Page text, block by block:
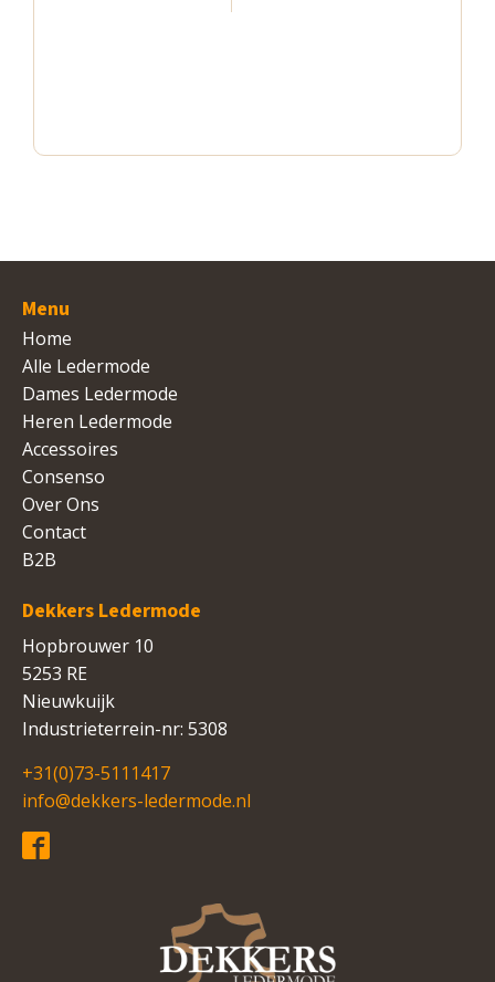
optie
Menu
Home
Alle Ledermode
Dames Ledermode
Heren Ledermode
Accessoires
Consenso
Over Ons
Contact
B2B
Dekkers Ledermode
Hopbrouwer 10
5253 RE
Nieuwkuijk
Industrieterrein-nr: 5308
+31(0)73-5111417
info@dekkers-ledermode.nl